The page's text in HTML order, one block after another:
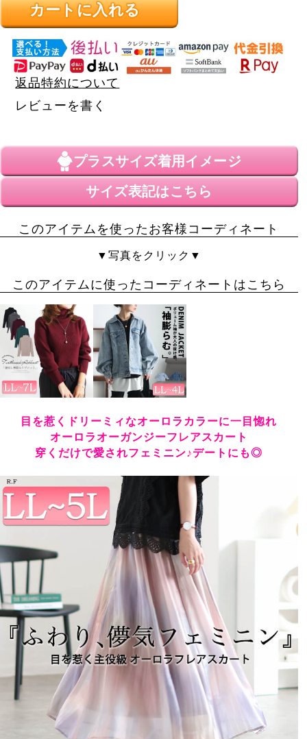
カートに入れる
返品特約について
レビューを書く
プラスサイズ着用イメージ
サイズ表記はこちら
このアイテムを使ったお客様コーディネート
▼写真をクリック▼
このアイテムに使ったコーディネートはこちら
目を惹くドリーミィなオーロラカラーに一目惚れ
オーロラオーガンジーフレアスカート
穿くだけで愛されフェミニン♪デートにも◎